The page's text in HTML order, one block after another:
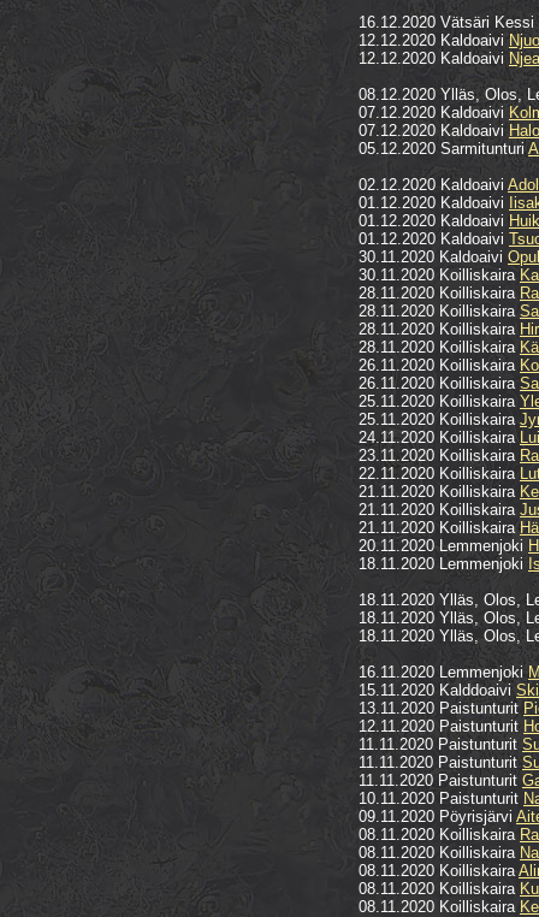
16.12.2020 Vätsäri Kessi
12.12.2020 Kaldoaivi
12.12.2020 Kaldoaivi
08.12.2020 Ylläs, Olos,
07.12.2020 Kaldoaivi
07.12.2020 Kaldoaivi
05.12.2020 Sarmitunturi
02.12.2020 Kaldoaivi
01.12.2020 Kaldoaivi
01.12.2020 Kaldoaivi
01.12.2020 Kaldoaivi
30.11.2020 Kaldoaivi
30.11.2020 Koilliskaira
28.11.2020 Koilliskaira
28.11.2020 Koilliskaira
28.11.2020 Koilliskaira
28.11.2020 Koilliskaira
26.11.2020 Koilliskaira
26.11.2020 Koilliskaira
25.11.2020 Koilliskaira
25.11.2020 Koilliskaira
24.11.2020 Koilliskaira
23.11.2020 Koilliskaira
22.11.2020 Koilliskaira
21.11.2020 Koilliskaira
21.11.2020 Koilliskaira
21.11.2020 Koilliskaira
20.11.2020 Lemmenjoki
18.11.2020 Lemmenjoki
18.11.2020 Ylläs, Olos,
18.11.2020 Ylläs, Olos,
18.11.2020 Ylläs, Olos,
16.11.2020 Lemmenjoki
15.11.2020 Kalddoaivi
13.11.2020 Paistunturit
12.11.2020 Paistunturit
11.11.2020 Paistunturit
11.11.2020 Paistunturit
11.11.2020 Paistunturit
10.11.2020 Paistunturit
09.11.2020 Pöyrisjärvi
08.11.2020 Koilliskaira
08.11.2020 Koilliskaira
08.11.2020 Koilliskaira
08.11.2020 Koilliskaira
08.11.2020 Koilliskaira